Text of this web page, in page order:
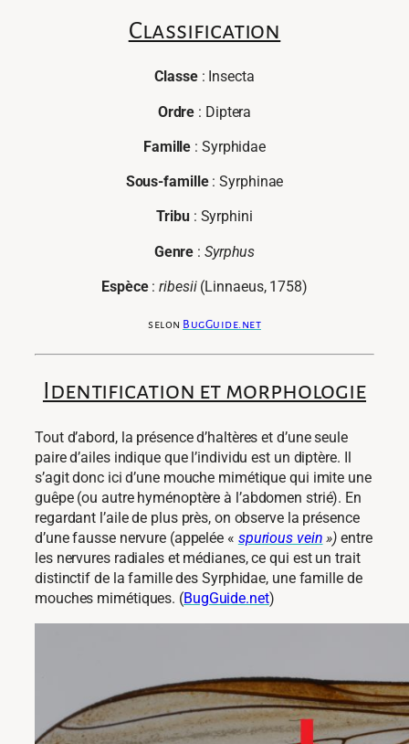
Classification
Classe : Insecta
Ordre : Diptera
Famille : Syrphidae
Sous-famille: Syrphinae
Tribu : Syrphini
Genre : Syrphus
Espèce :ribesii (Linnaeus, 1758)
selon BugGuide.net
Identification et morphologie
Tout d’abord, la présence d’haltères et d’une seule
paire d’ailes indique que l’individu est un diptère. Il
s’agit donc ici d’une mouche mimétique qui imite une
guêpe (ou autre hyménoptère à l’abdomen strié). En
regardant l’aile de plus près, on observe la présence
d’une fausse nervure (appelée « spurious vein ») entre
les nervures radiales et médianes, ce qui est un trait
distinctif de la famille des Syrphidae, une famille de
mouches mimétiques. (BugGuide.net)